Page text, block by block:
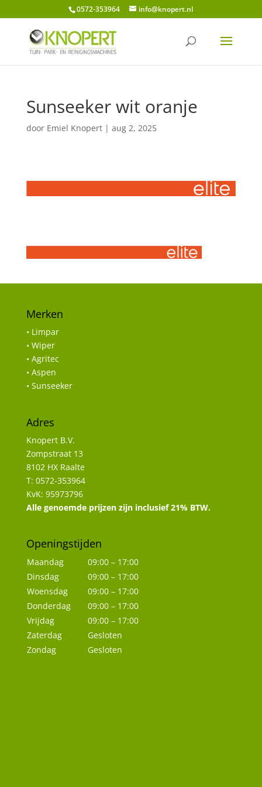
0572-353964 info@knopert.nl
Sunseeker wit oranje
door Emiel Knopert| aug 2, 2025
Merken
• Limpar
• Wiper
• Agritec
• Aspen
• Sunseeker
Adres
Knopert B.V.
Zompstraat 13
8102 HX Raalte
T: 0572-353964
KvK: 95973796
Alle genoemde prijzen zijn inclusief 21% BTW.
Openingstijden
Maandag
09:00 – 17:00
Dinsdag
09:00 – 17:00
Woensdag
09:00 – 17:00
Donderdag
09:00 – 17:00
Vrijdag
09:00 – 17:00
Zaterdag
Gesloten
Zondag
Gesloten